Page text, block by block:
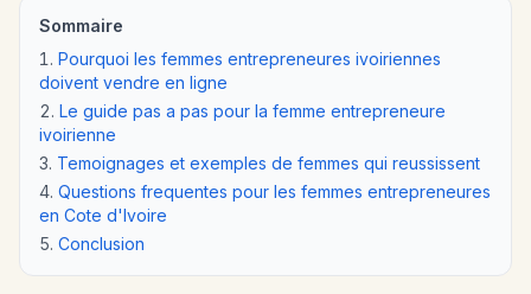
Sommaire
Pourquoi les femmes entrepreneures ivoiriennes
doivent vendre en ligne
Le guide pas a pas pour la femme entrepreneure
ivoirienne
Temoignages et exemples de femmes qui reussissent
Questions frequentes pour les femmes entrepreneures
en Cote d'Ivoire
Conclusion